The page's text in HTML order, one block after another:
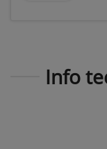
Info